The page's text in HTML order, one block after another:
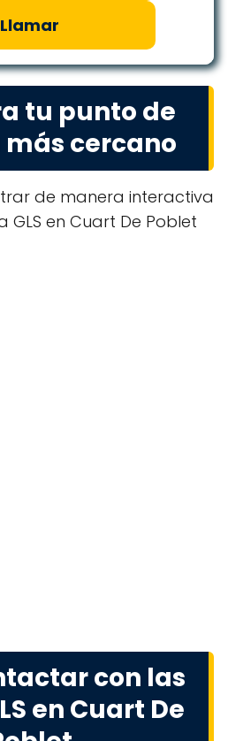
Llamar
tu punto de
cercano
de manera interactiva
en Cuart De Poblet
con las
en Cuart De